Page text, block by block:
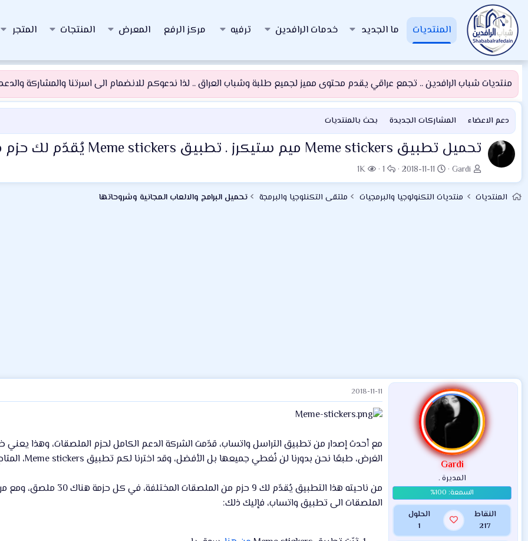
المنتديات ما الجديد خدمات الرافدين ترفيه مركز الرفع المعرض المنتجات المتجر
منتديات شباب الرافدين .. تجمع عراقي يقدم محتوى مميز لجميع طلبة وشباب العراق .. لذا ندعوكم للانضمام الى اسرتنا والمشاركة
دعم الاعضاء المشاركات الجديدة بحث بالمنتديات
تحميل تطبيق Meme stickers ميم ستيكرز . تطبيق Meme stickers يُقدّم لك حزم ملصقات لاستخدامها في واتساب
ب
ا
د
Gardi
ت
ا
ر
2018-11-11
ا
ل
ر
1
ا
ل
م
1K
المنتديات منتديات التكنولوجيا والبرمجيات ملتقى التكنلوجيا والبرمجة تحميل البرامج والالعاب المجانية وشروحاتها
Gardi
المديرة .
النقاط
217
الحلول
1
2018-11-11
مع أحدث إصدار من تطبيق التراسل واتساب، قدّمت الشركة الدعم الكامل لحزم الملصقات، وهذا
الغرض، طبعًا نحن بدورنا لن نُغطي جميعها بل الأفضل، وقد اخترنا لكم تطبيق Meme stickers، المتاح حاليًا فقط على متجر قوقل بلاي.
من ناحيته هذا التطبيق
الملصقات الى تطبيق واتساب، فإليك ذلك: